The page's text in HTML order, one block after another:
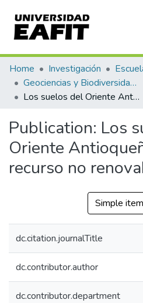
Statistics
Home Investigación
Geociencias y Biodiversidad (GEBI)
Los suelos del Oriente Antioqueño como recurso no renovable
Publication: Los
Oriente
recurso no
Simple
dc.citation.journalTitle
dc.contributor.author
dc.contributor.department